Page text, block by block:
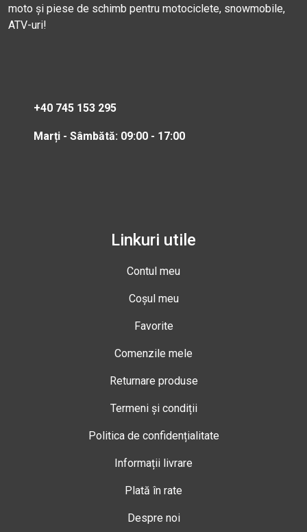
moto și piese de schimb pentru motociclete, snowmobile,
ATV-uri!
+40 745 153 295
Marți - Sâmbătă: 09:00 - 17:00
Linkuri utile
Contul meu
Coșul meu
Favorite
Comenzile mele
Returnare produse
Termeni și condiții
Politica de confidențialitate
Informații livrare
Plată în rate
Despre noi